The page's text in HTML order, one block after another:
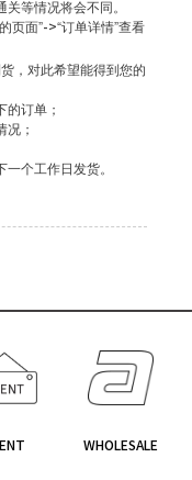
等情况将会不同。
页面”->“订单详情”查看
，对此希望能得到您的
订单；
况；
个工作日发货。
WHOLESALE